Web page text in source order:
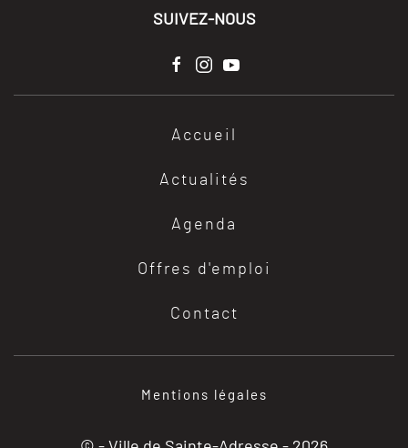
SUIVEZ-NOUS
Accueil
Actualités
Agenda
Offres d'emploi
Contact
Mentions légales